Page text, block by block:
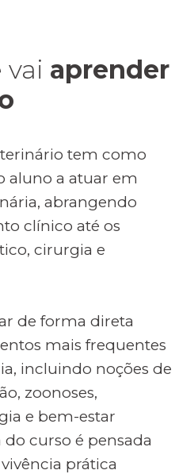
vai aprender
tem como
aluno a atuar em
abrangendo
clínico até os
cirurgia e
de forma direta
mais frequentes
incluindo noções de
zoonoses,
e bem-estar
curso é pensada
prática